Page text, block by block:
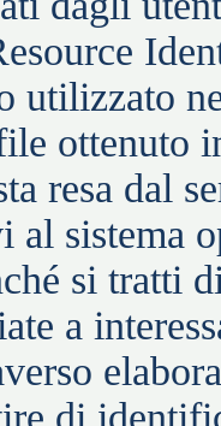
utilizzato
ottenuto
resa dal
al sistema
si tratti
a
di